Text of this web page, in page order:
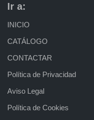
Ir a:
INICIO
CATÁLOGO
CONTACTAR
Política de Privacidad
Aviso Legal
Política de Cookies